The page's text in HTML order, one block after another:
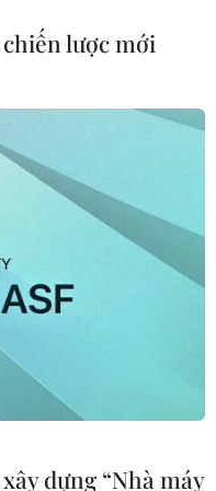
phù hợp trong
hay trên tinh thần
định và tác giả đã
góp ý để chỉnh sửa
lược mới
dựng “Nhà máy